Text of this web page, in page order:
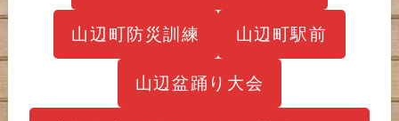
山辺町防災訓練 山辺町駅前
山辺盆踊り大会